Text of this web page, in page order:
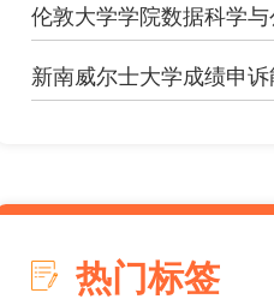
新南威尔士大学成绩申
热门标签